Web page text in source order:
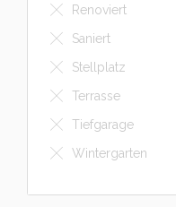
Renoviert
Saniert
Stellplatz
Terrasse
Tiefgarage
Wintergarten